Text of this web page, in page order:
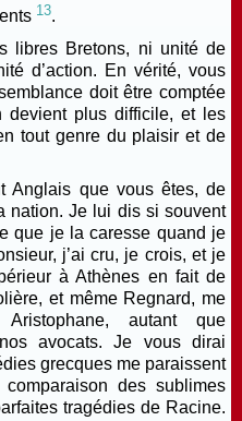
13.
libres Bretons, ni unité de
d’action. En vérité, vous
doit être comptée
devient plus difficile, et les
tout genre du plaisir et de
Anglais que vous êtes, de
nation. Je lui dis si souvent
que je la caresse quand je
j’ai cru, je crois, et je
à Athènes en fait de
et même Regnard, me
Aristophane, autant que
avocats. Je vous dirai
grecques me paraissent
des sublimes
tragédies de Racine.